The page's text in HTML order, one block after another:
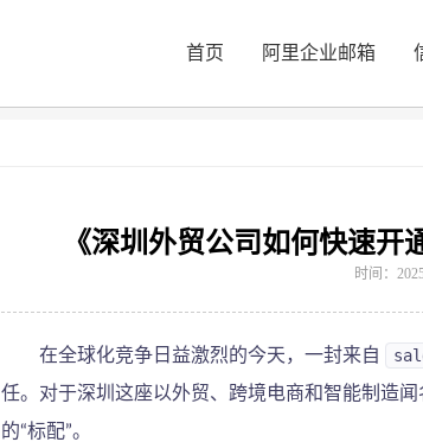
首页 阿里企业邮箱
《深圳外贸公司如何快速开
时间：
在全球化竞争日益激烈的今天，一封来自
任。对于深圳这座以外贸、跨境电商和智能制造
的“标配”。